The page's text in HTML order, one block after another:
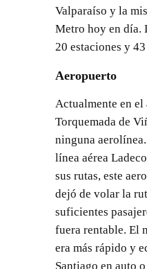
Valparaíso y la
Metro hoy en día.
20 estaciones y
Aeropuerto
Actualmente en el
Torquemada de
ninguna
línea aérea
sus rutas, este
dejó de volar la
suficientes
fuera rentable. El
era más rápido y
Santiago en auto